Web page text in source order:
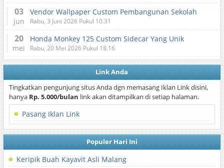
03
jun
Vendor Wallpaper Custom Pembangunan Sekolah
Rabu, 3 Juni 2026 Pukul 10.31
20
mei
Honda Monkey 125 Custom Sidecar Yang Unik
Rabu, 20 Mei 2026 Pukul 18.16
Link Anda
Tingkatkan pengunjung situs Anda dgn memasang Iklan Link disini,
hanya Rp. 5.000/bulan link akan ditampilkan di setiap halaman.
Pasang Iklan Link
Populer Hari Ini
Keripik Buah Kayavit Asli Malang